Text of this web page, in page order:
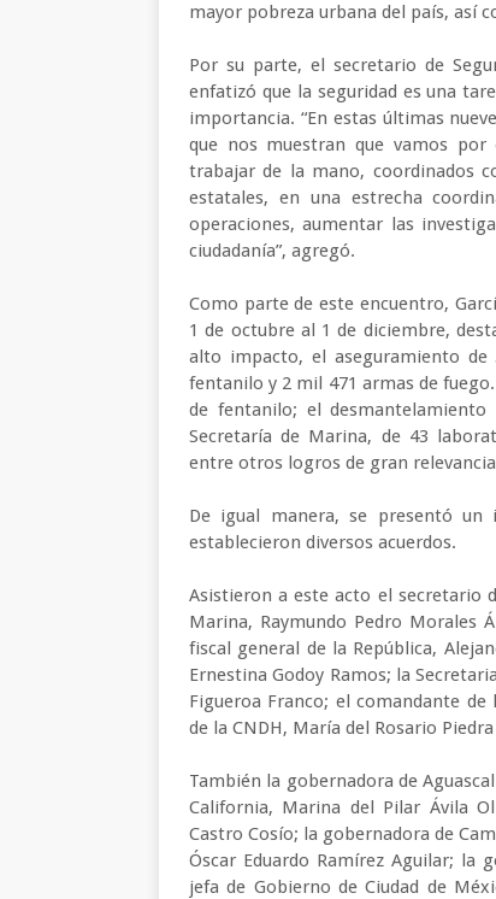
mayor pobreza urbana del país, así
Por su parte, el secretario de
enfatizó que la seguridad es una
importancia. “En estas últimas
que nos muestran que vamos
trabajar de la mano, coordinados
estatales, en una estrecha
operaciones, aumentar las
ciudadanía”, agregó.
Como parte de este encuentro,
1 de octubre al 1 de diciembre,
alto impacto, el aseguramiento de
fentanilo y 2 mil 471 armas de
de fentanilo; el
Secretaría de Marina, de 43
entre otros logros de gran
De igual manera, se presentó
establecieron diversos acuerdos.
Asistieron a este acto el secretario
Marina, Raymundo Pedro Morales
fiscal general de la República,
Ernestina Godoy Ramos; la
Figueroa Franco; el comandante
de la CNDH, María del Rosario
También la gobernadora de
California, Marina del Pilar Ávila
Castro Cosío; la gobernadora de
Óscar Eduardo Ramírez Aguilar; la
jefa de Gobierno de Ciudad de